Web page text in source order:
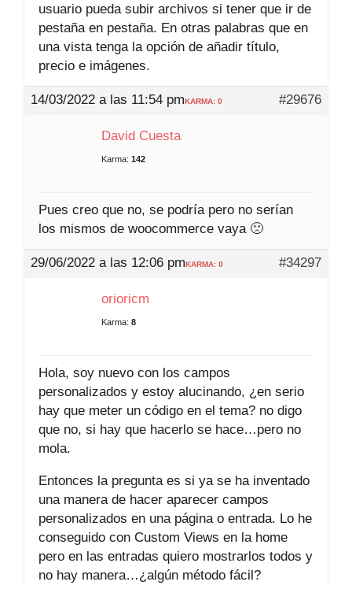
usuario pueda subir archivos si tener que ir de
pestaña en pestaña. En otras palabras que en
una vista tenga la opción de añadir título,
precio e imágenes.
14/03/2022 a las 11:54 pm #29676
KARMA: 0
David Cuesta
Karma: 142
Pues creo que no, se podría pero no serían
los mismos de woocommerce vaya 🙁
29/06/2022 a las 12:06 pm #34297
KARMA: 0
orioricm
Karma: 8
Hola, soy nuevo con los campos
personalizados y estoy alucinando, ¿en serio
hay que meter un código en el tema? no digo
que no, si hay que hacerlo se hace…pero no
mola.
Entonces la pregunta es si ya se ha inventado
una manera de hacer aparecer campos
personalizados en una página o entrada. Lo he
conseguido con Custom Views en la home
pero en las entradas quiero mostrarlos todos y
no hay manera…¿algún método fácil?